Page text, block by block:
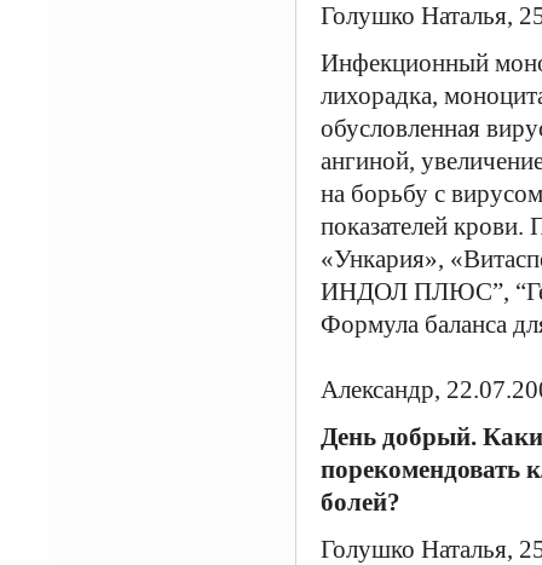
Голушко Наталья,
Инфекционный
лихорадка,
обусловленная
ангиной,
на борьбу с
показателей
«Ункария»,
ИНДОЛ ПЛЮС”,
Формула баланса
Александр,
День добрый.
порекомендовать
болей?
Голушко Наталья,